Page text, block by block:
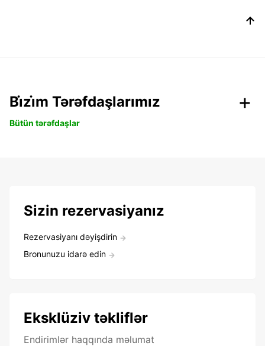
Bi̇zi̇m Tərəfdaşlarımız
Bütün tərəfdaşlar
Sizin rezervasiyanız
Rezervasiyanı dəyişdirin
Bronunuzu idarə edin
Eksklüziv təkliflər
Endirimlər haqqında məlumat